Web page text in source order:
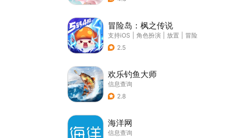
冒险岛：枫之传说
支持iOS 角色扮演 放置
冒险
2.5
欢乐钓鱼大师
信息查询
2.8
海洋网
信息查询